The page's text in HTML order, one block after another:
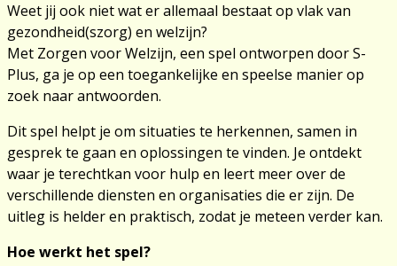
Weet jij ook niet wat er allemaal bestaat op vlak van
gezondheid(szorg) en welzijn?
Met Zorgen voor Welzijn, een spel ontworpen door S-
Plus, ga je op een toegankelijke en speelse manier op
zoek naar antwoorden.
Dit spel helpt je om situaties te herkennen, samen in
gesprek te gaan en oplossingen te vinden. Je ontdekt
waar je terechtkan voor hulp en leert meer over de
verschillende diensten en organisaties die er zijn. De
uitleg is helder en praktisch, zodat je meteen verder kan.
Hoe werkt het spel?